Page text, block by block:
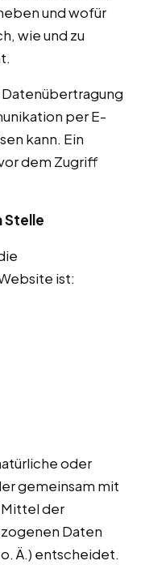
und wofür
wie und zu
Datenübertragung
per E-
kann. Ein
dem Zugriff
Stelle
ist:
oder
gemeinsam mit
der
Daten
Ä.) entscheidet.